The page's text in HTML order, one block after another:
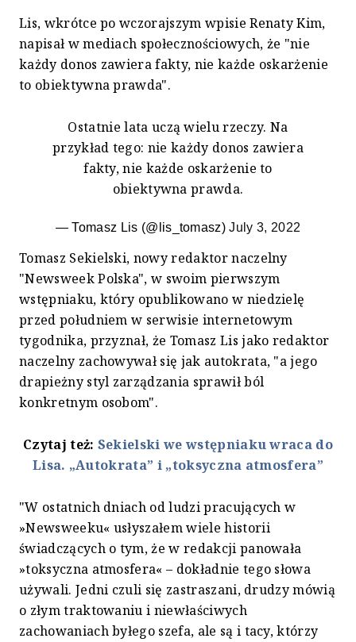
Lis, wkrótce po wczorajszym wpisie Renaty Kim,
napisał w mediach społecznościowych, że "nie
każdy donos zawiera fakty, nie każde oskarżenie
to obiektywna prawda".
Ostatnie lata uczą wielu rzeczy. Na
przykład tego: nie każdy donos zawiera
fakty, nie każde oskarżenie to
obiektywna prawda.
— Tomasz Lis (@lis_tomasz)July 3, 2022
Tomasz Sekielski, nowy redaktor naczelny
"Newsweek Polska", w swoim pierwszym
wstępniaku, który opublikowano w niedzielę
przed południem w serwisie internetowym
tygodnika, przyznał, że Tomasz Lis jako redaktor
naczelny zachowywał się jak autokrata, "a jego
drapieżny styl zarządzania sprawił ból
konkretnym osobom".
Czytaj też: Sekielski we wstępniaku wraca do
Lisa. „Autokrata” i „toksyczna atmosfera”
"W ostatnich dniach od ludzi pracujących w
»Newsweeku« usłyszałem wiele historii
świadczących o tym, że w redakcji panowała
»toksyczna atmosfera« – dokładnie tego słowa
używali. Jedni czuli się zastraszani, drudzy mówią
o złym traktowaniu i niewłaściwych
zachowaniach byłego szefa, ale są i tacy, którzy